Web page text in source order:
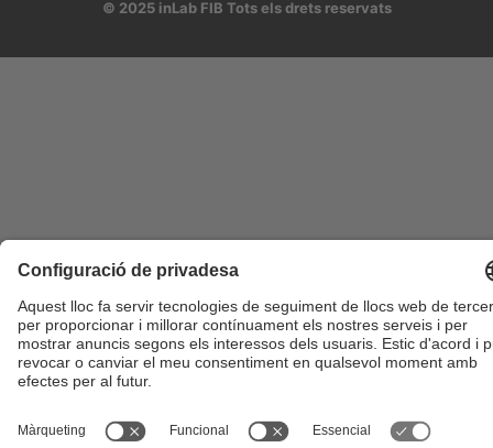
© 2025 inLab FIB Tots els drets reservats